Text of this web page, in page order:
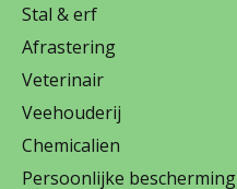
Stal & erf
Afrastering
Veterinair
Veehouderij
Chemicalien
Persoonlijke bescherming